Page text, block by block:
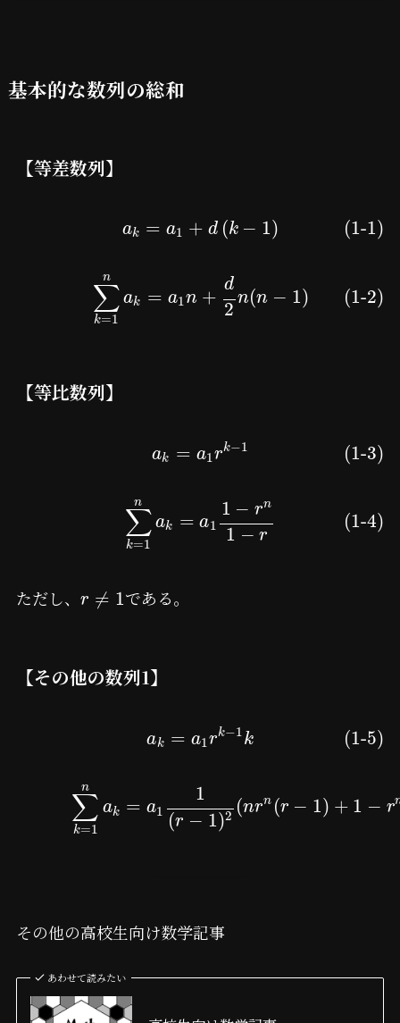
基本的な数列の総和
【等差数列】
ak = a1 + d (k − 1) (1-1)
∑
k=1
n
ak = a1n +
d
2
n(n − 1) (1-2)
【等比数列】
ak = a1rk−1 (1-3)
∑
k=1
n
ak = a1
1 − rn
1 − r
(1-4)
ただし、 r ≠ 1である。
【その他の数列1】
ak = a1rk−1k (1-5)
∑
k=1
n
ak = a1
1
(r − 1)2 (nrn (r − 1) + 1 − r
その他の高校生向け数学記事
あわせて読みたい